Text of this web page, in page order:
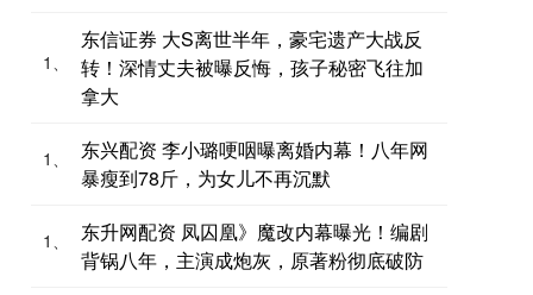
1、
东信证券 大S离世半年，豪宅遗产大战反
转！深情丈夫被曝反悔，孩子秘密飞往加
拿大
1、
东兴配资 李小璐哽咽曝离婚内幕！八年网
暴瘦到78斤，为女儿不再沉默
1、
东升网配资 凤囚凰》魔改内幕曝光！编剧
背锅八年，主演成炮灰，原著粉彻底破防